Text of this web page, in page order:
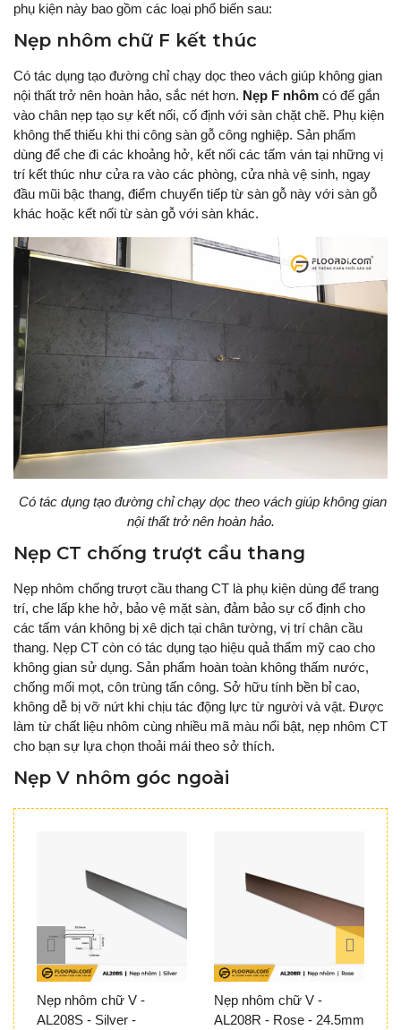
phụ kiện này bao gồm các loại phổ biến sau:
Nẹp nhôm chữ F kết thúc
Có tác dụng tạo đường chỉ chạy dọc theo vách giúp không gian
nội thất trở nên hoàn hảo, sắc nét hơn. Nẹp F nhôm có đế gắn
vào chân nẹp tạo sự kết nối, cố định với sàn chặt chẽ. Phụ kiện
không thể thiếu khi thi công sàn gỗ công nghiệp. Sản phẩm
dùng để che đi các khoảng hở, kết nối các tấm ván tại những vị
trí kết thúc như cửa ra vào các phòng, cửa nhà vệ sinh, ngay
đầu mũi bậc thang, điểm chuyển tiếp từ sàn gỗ này với sàn gỗ
khác hoặc kết nối từ sàn gỗ với sàn khác.
Có tác dụng tạo đường chỉ chạy dọc theo vách giúp không gian
nội thất trở nên hoàn hảo.
Nẹp CT chống trượt cầu thang
Nẹp nhôm chống trượt cầu thang CT là phụ kiện dùng để trang
trí, che lấp khe hở, bảo vệ mặt sàn, đảm bảo sự cố định cho
các tấm ván không bị xê dịch tại chân tường, vị trí chân cầu
thang. Nẹp CT còn có tác dụng tạo hiệu quả thẩm mỹ cao cho
không gian sử dụng. Sản phẩm hoàn toàn không thấm nước,
chống mối mọt, côn trùng tấn công. Sở hữu tính bền bỉ cao,
không dễ bị vỡ nứt khi chịu tác động lực từ người và vật. Được
làm từ chất liệu nhôm cùng nhiều mã màu nổi bật, nẹp nhôm CT
cho bạn sự lựa chọn thoải mái theo sở thích.
Nẹp V nhôm góc ngoài
Nẹp nhôm chữ V -
AL208S - Silver -
Nẹp nhôm chữ V -
AL208R - Rose - 24.5mm